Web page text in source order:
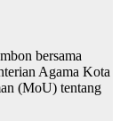
bersama
Agama Kota
(MoU) tentang